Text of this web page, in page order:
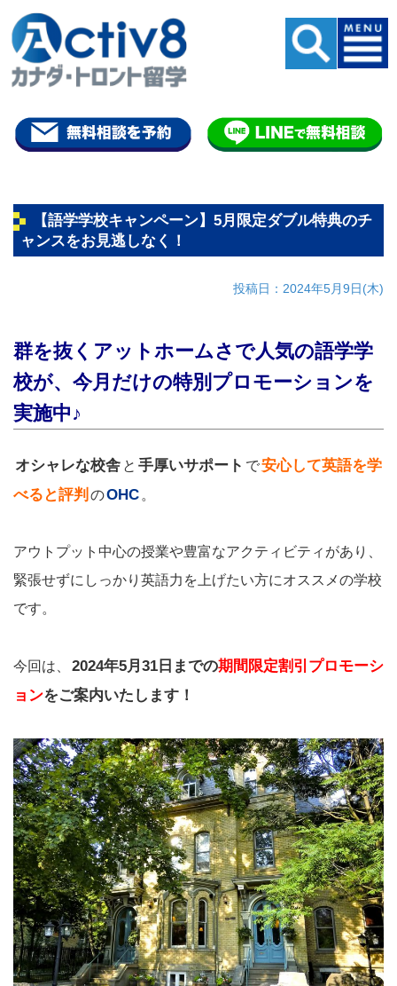
【語学学校キャンペーン】5月限定ダブル特典のチ
ャンスをお見逃しなく！
投稿日：2024年5月9日(木)
群を抜くアットホームさで人気の語学学
校が、今月だけの特別プロモーションを
実施中♪
オシャレな校舎 と 手厚いサポート で安心して英語を学
べると評判 のOHC 。
アウトプット中心の授業や豊富なアクティビティがあり、
緊張せずにしっかり英語力を上げたい方にオススメの学校
です。
今回は、 2024年5月31日までの期間限定割引プロモーシ
ョンをご案内いたします！